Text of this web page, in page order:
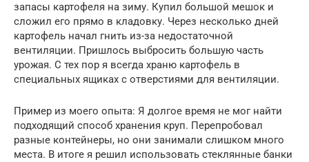
запасы картофеля на зиму. Купил большой мешок и
сложил его прямо в кладовку. Через несколько дней
картофель начал гнить из-за недостаточной
вентиляции. Пришлось выбросить большую часть
урожая. С тех пор я всегда храню картофель в
специальных ящиках с отверстиями для вентиляции.
Пример из моего опыта: Я долгое время не мог найти
подходящий способ хранения круп. Перепробовал
разные контейнеры, но они занимали слишком много
места. В итоге я решил использовать стеклянные банки